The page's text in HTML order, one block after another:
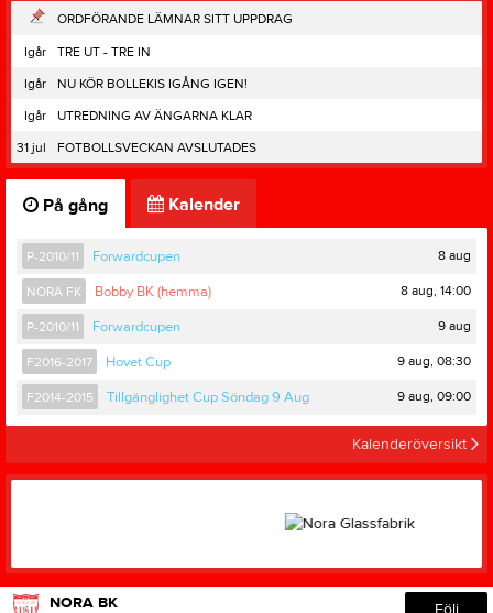
NORA BK
ORDFÖRANDE LÄMNAR SITT UPPDRAG
Igår
TRE UT - TRE IN
Igår
NU KÖR BOLLEKIS IGÅNG IGEN!
Igår
UTREDNING AV ÄNGARNA KLAR
31 jul
FOTBOLLSVECKAN AVSLUTADES
På gång Kalender
P-2010/11 Forwardcupen 8 aug
NORA FK Bobby BK (hemma) 8 aug, 14:00
P-2010/11 Forwardcupen 9 aug
F2016-2017 Hovet Cup 9 aug, 08:30
F2014-2015 Tillgänglighet Cup Söndag 9 Aug 9 aug, 09:00
Kalenderöversikt